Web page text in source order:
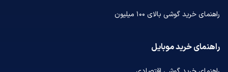
راهنمای خرید گوشی بالای ۱۰۰ میلیون
راهنمای خرید موبایل